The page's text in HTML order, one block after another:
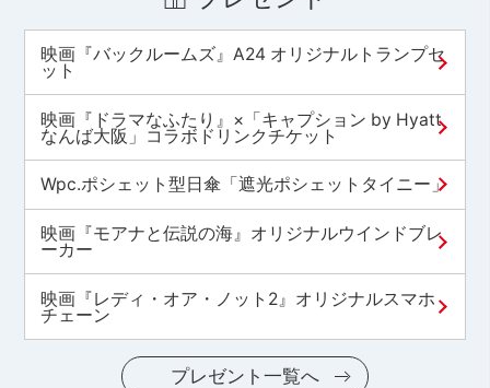
映画『バックルームズ』A24 オリジナルトランプセ
ット
映画『ドラマなふたり』×「キャプション by Hyatt
なんば大阪」コラボドリンクチケット
Wpc.ポシェット型日傘「遮光ポシェットタイニー」
映画『モアナと伝説の海』オリジナルウインドブレ
ーカー
映画『レディ・オア・ノット2』オリジナルスマホ
チェーン
プレゼント一覧へ